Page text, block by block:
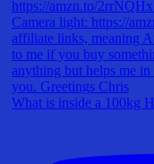
What is inside a 100kg